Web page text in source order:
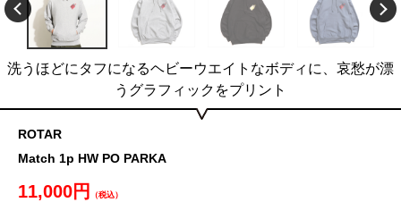
洗うほどにタフになるヘビーウエイトなボディに、哀愁が漂
うグラフィックをプリント
ROTAR
Match 1p HW PO PARKA
11,000円 （税込）